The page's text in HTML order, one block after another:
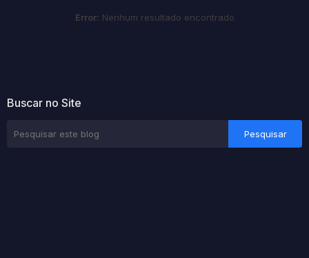
Error: Nenhum resultado encontrado
Buscar no Site